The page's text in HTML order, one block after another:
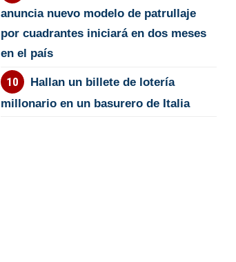
anuncia nuevo modelo de patrullaje
por cuadrantes iniciará en dos meses
en el país
Hallan un billete de lotería
millonario en un basurero de Italia